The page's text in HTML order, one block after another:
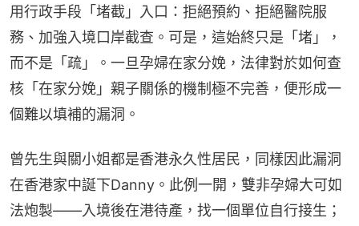
用行政手段「堵截」入口：拒絕預約、拒絕醫院服
務、加強入境口岸截查。可是，這始終只是「堵」，
而不是「疏」。一旦孕婦在家分娩，法律對於如何查
核「在家分娩」親子關係的機制極不完善，便形成一
個難以填補的漏洞。
曾先生與關小姐都是香港永久性居民，同樣因此漏洞
在香港家中誕下Danny。此例一開，雙非孕婦大可如
法炮製——入境後在港待產，找一個單位自行接生；